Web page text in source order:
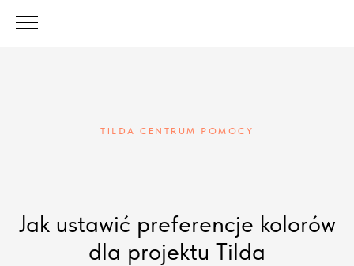
TILDA CENTRUM POMOCY
Jak ustawić preferencje kolorów
dla projektu Tilda